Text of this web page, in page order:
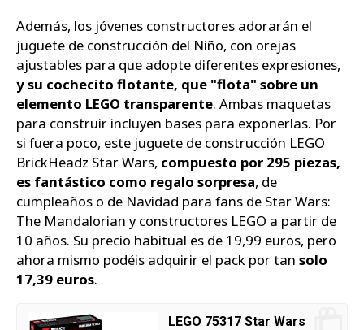
Además, los jóvenes constructores adorarán el
juguete de construcción del Niño, con orejas
ajustables para que adopte diferentes expresiones,
y su cochecito flotante, que "flota" sobre un
elemento LEGO transparente. Ambas maquetas
para construir incluyen bases para exponerlas. Por
si fuera poco, este juguete de construcción LEGO
BrickHeadz Star Wars, compuesto por 295 piezas,
es fantástico como regalo sorpresa, de
cumpleaños o de Navidad para fans de Star Wars:
The Mandalorian y constructores LEGO a partir de
10 años. Su precio habitual es de 19,99 euros, pero
ahora mismo podéis adquirir el pack por tan solo
17,39 euros.
LEGO 75317 Star Wars